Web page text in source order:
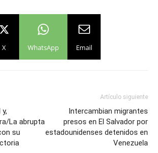
X WhatsApp Email
La abrupta
su
Artículo siguiente
Intercambian migrantes
presos en El Salvador por
estadounidenses detenidos en
Venezuela